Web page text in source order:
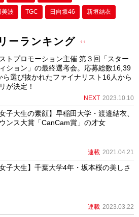
美波 TGC 日向坂46 新垣結衣
ーランキング
トプロモーション主催 第３回「スター
ション」の最終選考会。応募総数16,39
ら選び抜かれたファイナリスト16人から
が決定！
NEXT 2023.10.10
子大生の素顔】早稲田大学・渡邉結衣、
ンス大賞「CanCam賞」の才女
連載 2021.04.21
女子大生】千葉大学4年・坂本桜の美しさ
連載 2023.03.22